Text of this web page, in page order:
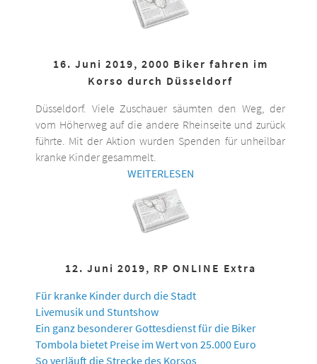
16. Juni 2019, 2000 Biker fahren im
Korso durch Düsseldorf
Düsseldorf. Viele Zuschauer säumten den Weg, der
vom Höherweg auf die andere Rheinseite und zurück
führte. Mit der Aktion wurden Spenden für unheilbar
kranke Kinder gesammelt.
WEITERLESEN
12. Juni 2019, RP ONLINE Extra
Für kranke Kinder durch die Stadt
Livemusik und Stuntshow
Ein ganz besonderer Gottesdienst für die Biker
Tombola bietet Preise im Wert von 25.000 Euro
So verläuft die Strecke des Korsos